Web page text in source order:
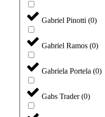
Gabriel Pinotti (0)
Gabriel Ramos (0)
Gabriela Portela (0)
Gabs Trader(0)